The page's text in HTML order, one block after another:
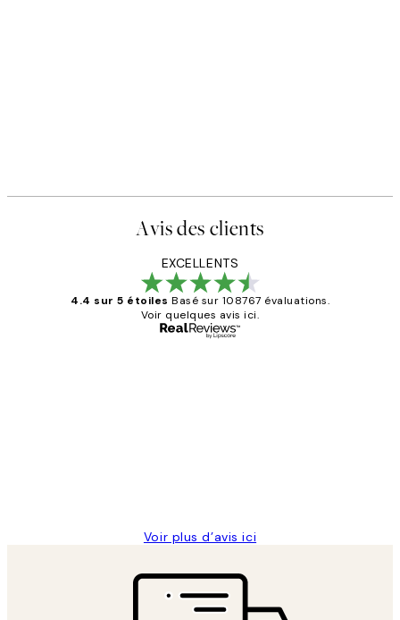
Avis des clients
EXCELLENTS
4.4 sur 5 étoiles Basé sur 108767 évaluations.
Voir quelques avis ici.
Voir plus d’avis ici